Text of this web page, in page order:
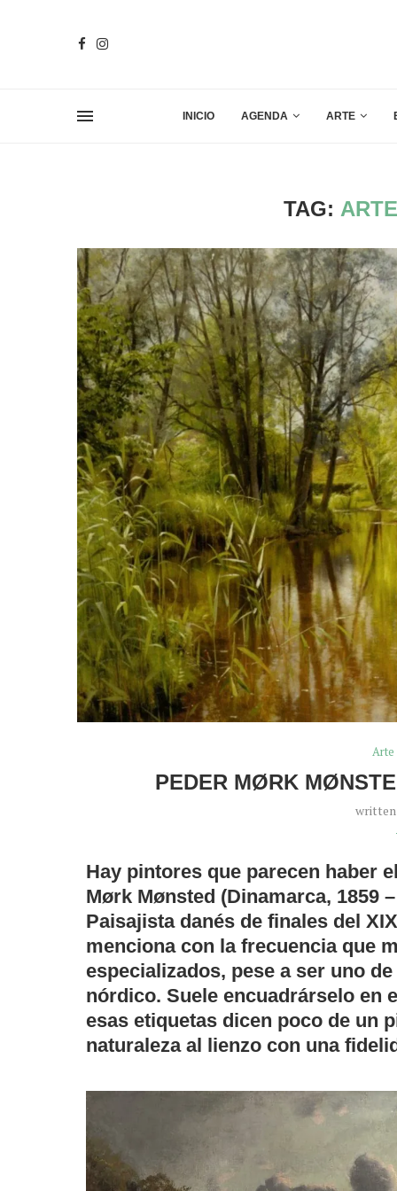
INICIO AGENDA ARTE
TAG:
Arte
PEDER MØRK
Hay pintores que parecen haber
Mørk Mønsted (Dinamarca, 1859
Paisajista danés de finales del
menciona con la frecuencia que
especializados, pese a ser uno
nórdico. Suele encuadrárselo en
esas etiquetas dicen poco de un
naturaleza al lienzo con una